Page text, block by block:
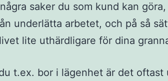
saker du som kund kan
underlätta arbetet, och på så
lite uthärdligare för dina
t.ex. bor i lägenhet är det oftast